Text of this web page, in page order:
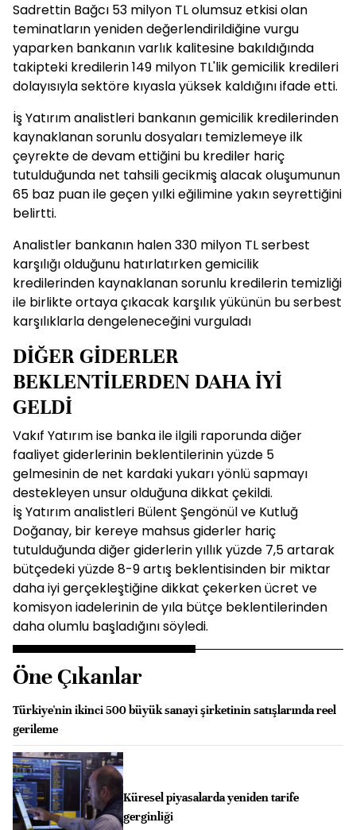
Sadrettin Bağcı 53 milyon TL olumsuz etkisi olan
teminatların yeniden değerlendirildiğine vurgu
yaparken bankanın varlık kalitesine bakıldığında
takipteki kredilerin 149 milyon TL'lik gemicilik kredileri
dolayısıyla sektöre kıyasla yüksek kaldığını ifade etti.
İş Yatırım analistleri bankanın gemicilik kredilerinden
kaynaklanan sorunlu dosyaları temizlemeye ilk
çeyrekte de devam ettiğini bu krediler hariç
tutulduğunda net tahsili gecikmiş alacak oluşumunun
65 baz puan ile geçen yılki eğilimine yakın seyrettiğini
belirtti.
Analistler bankanın halen 330 milyon TL serbest
karşılığı olduğunu hatırlatırken gemicilik
kredilerinden kaynaklanan sorunlu kredilerin temizliği
ile birlikte ortaya çıkacak karşılık yükünün bu serbest
karşılıklarla dengeleneceğini vurguladı
DİĞER GİDERLER
BEKLENTİLERDEN DAHA İYİ
GELDİ
Vakıf Yatırım ise banka ile ilgili raporunda diğer
faaliyet giderlerinin beklentilerinin yüzde 5
gelmesinin de net kardaki yukarı yönlü sapmayı
destekleyen unsur olduğuna dikkat çekildi.
İş Yatırım analistleri Bülent Şengönül ve Kutluğ
Doğanay, bir kereye mahsus giderler hariç
tutulduğunda diğer giderlerin yıllık yüzde 7,5 artarak
bütçedeki yüzde 8-9 artış beklentisinden bir miktar
daha iyi gerçekleştiğine dikkat çekerken ücret ve
komisyon iadelerinin de yıla bütçe beklentilerinden
daha olumlu başladığını söyledi.
Öne Çıkanlar
Türkiye'nin ikinci 500 büyük sanayi şirketinin satışlarında reel
gerileme
Küresel piyasalarda yeniden tarife
gerginliği